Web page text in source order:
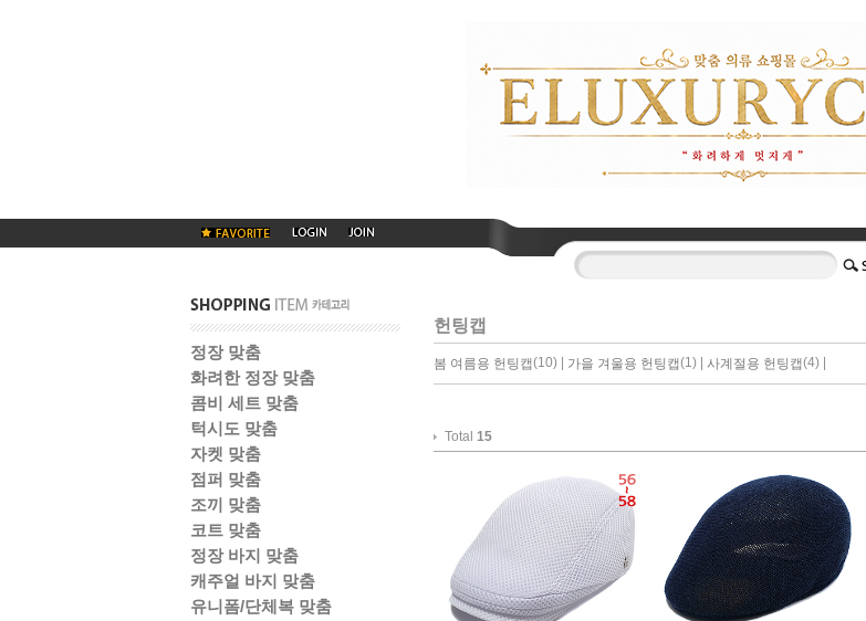
정장 맞춤
화려한 정장 맞춤
콤비 세트 맞춤
턱시도 맞춤
자켓 맞춤
점퍼 맞춤
조끼 맞춤
코트 맞춤
정장 바지 맞춤
캐주얼 바지 맞춤
유니폼/단체복 맞춤
헌팅캡
봄 여름용 헌팅캡(10) | 가을 겨울용 헌팅캡(1) | 사계절용 헌팅캡(4) |
Total 15